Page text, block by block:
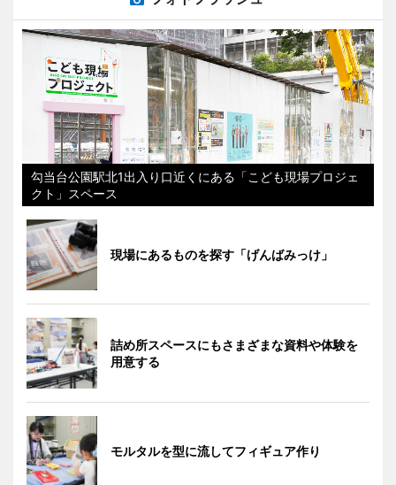
勾当台公園駅北1出入り口近くにある「こども現場プロジェ
クト」スペース
現場にあるものを探す「げんばみっけ」
詰め所スペースにもさまざまな資料や体験を
用意する
モルタルを型に流してフィギュア作り